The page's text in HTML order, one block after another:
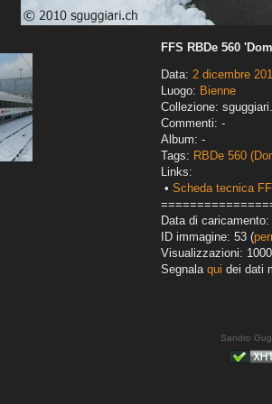
FFS RBDe 560
Data: 2 dicembre
Luogo: Bienne
Collezione:
Commenti: -
Album: -
Tags: RBDe 560
Links:
• Scheda tecnica
Data di caricamento:
ID immagine: 53 (
Visualizzazioni: 1000
Segnala qui dei dati
Sandro